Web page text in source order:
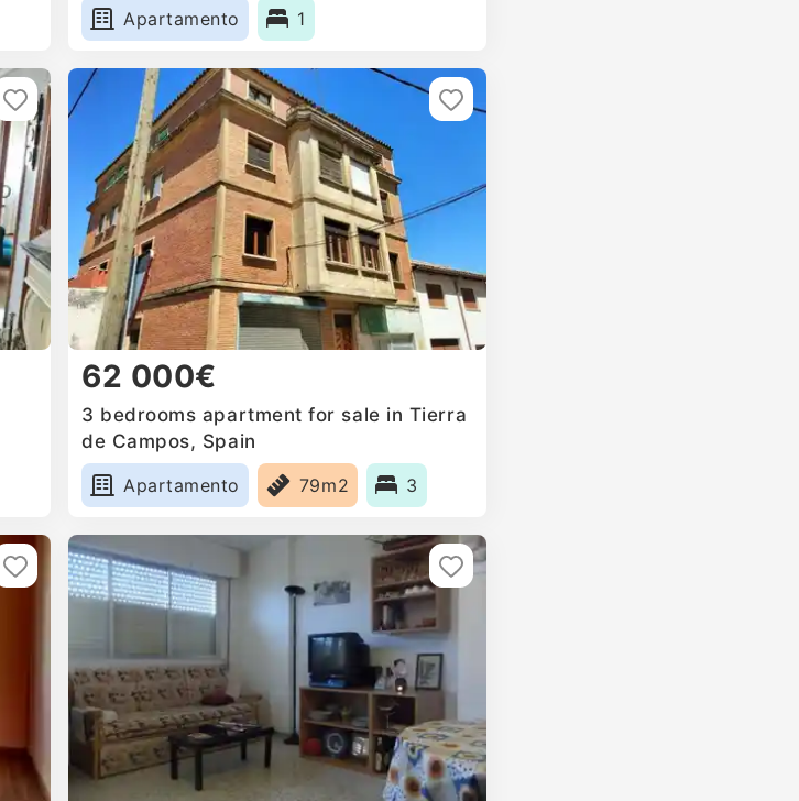
Apartamento
1
62 000€
3 bedrooms apartment for sale in Tierra
de Campos, Spain
Apartamento
79m2 3